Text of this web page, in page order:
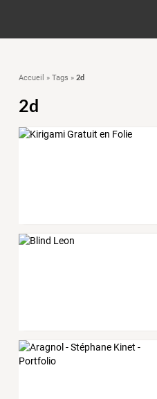
Accueil » Tags » 2d
2d